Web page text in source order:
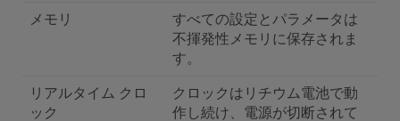
メモリ
すべての設定とパラメータは
不揮発性メモリに保存されま
す。
リアルタイム クロ
ック
クロックはリチウム電池で動
作し続け、電源が切断されて